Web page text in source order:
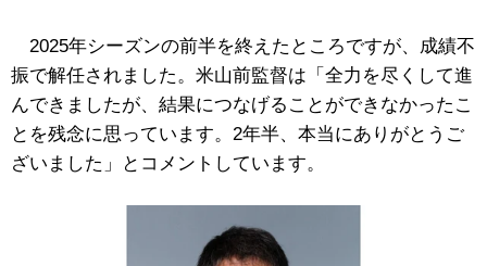
2025年シーズンの前半を終えたところですが、成績不
振で解任されました。米山前監督は「全力を尽くして進
んできましたが、結果につなげることができなかったこ
とを残念に思っています。2年半、本当にありがとうご
ざいました」とコメントしています。